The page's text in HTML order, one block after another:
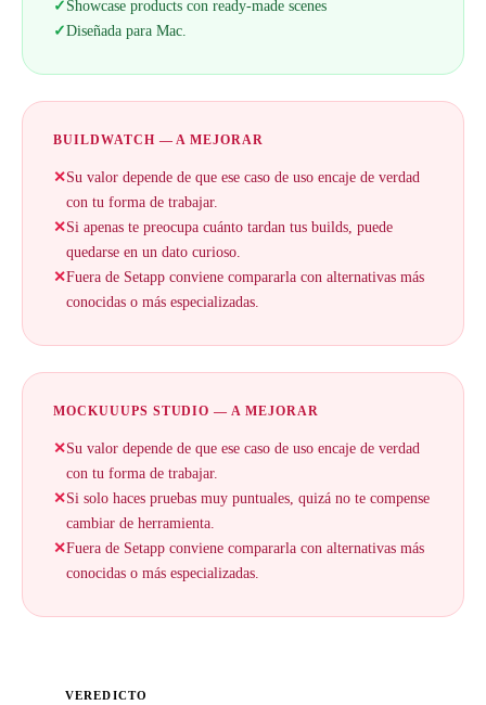
✓Showcase products con ready-made scenes
✓Diseñada para Mac.
BUILDWATCH — A MEJORAR
✕Su valor depende de que ese caso de uso encaje de verdad
con tu forma de trabajar.
✕Si apenas te preocupa cuánto tardan tus builds, puede
quedarse en un dato curioso.
✕Fuera de Setapp conviene compararla con alternativas más
conocidas o más especializadas.
MOCKUUUPS STUDIO — A MEJORAR
✕Su valor depende de que ese caso de uso encaje de verdad
con tu forma de trabajar.
✕Si solo haces pruebas muy puntuales, quizá no te compense
cambiar de herramienta.
✕Fuera de Setapp conviene compararla con alternativas más
conocidas o más especializadas.
VEREDICTO